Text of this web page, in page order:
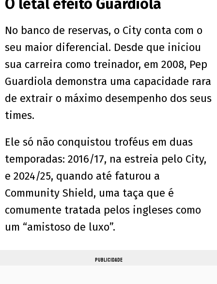
O letal efeito Guardiola
No banco de reservas, o City conta com o
seu maior diferencial. Desde que iniciou
sua carreira como treinador, em 2008, Pep
Guardiola demonstra uma capacidade rara
de extrair o máximo desempenho dos seus
times.
Ele só não conquistou troféus em duas
temporadas: 2016/17, na estreia pelo City,
e 2024/25, quando até faturou a
Community Shield, uma taça que é
comumente tratada pelos ingleses como
um “amistoso de luxo”.
PUBLICIDADE